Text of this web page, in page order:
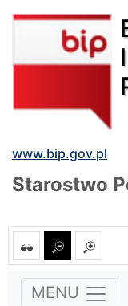
www.bip.gov.pl
Starostwo
MENU